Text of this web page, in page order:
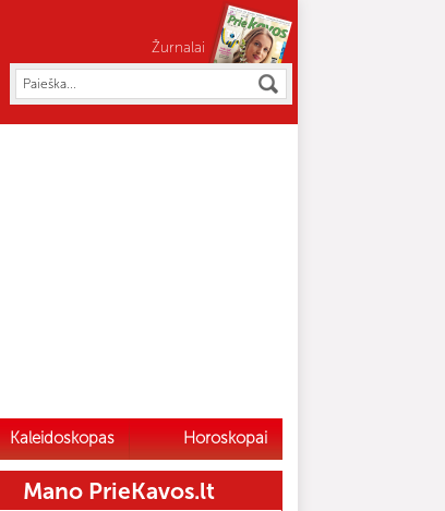
Žurnalai
Kaleidoskopas Horoskopai
Mano PrieKavos.lt